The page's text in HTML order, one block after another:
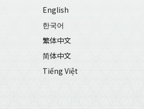
English
한국어
繁体中文
简体中文
Tiếng Việt